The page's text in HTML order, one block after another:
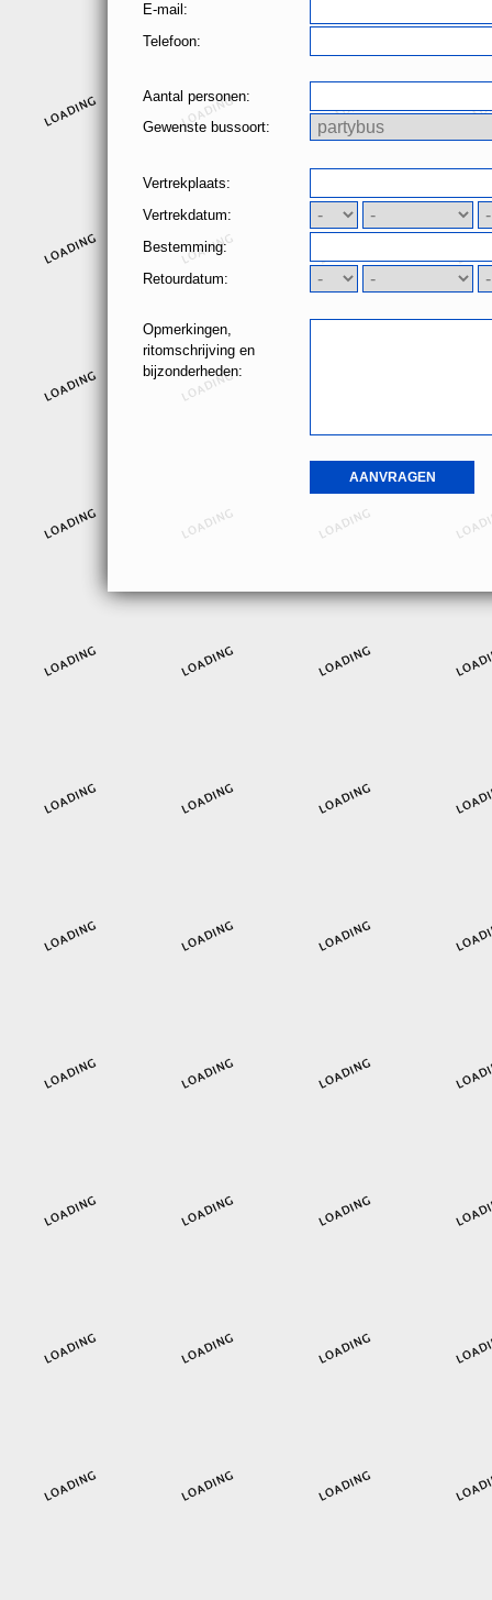
E-mail:
Telefoon:
Aantal personen:
Gewenste bussoort:
Vertrekplaats:
Vertrekdatum:
Bestemming:
Retourdatum:
Opmerkingen,
ritomschrijving en
bijzonderheden: